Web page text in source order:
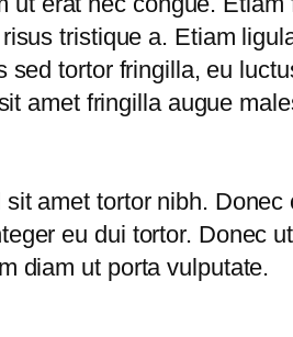
tristique a. Etiam
tortor fringilla, eu
amet fringilla augue
amet tortor nibh.
eu dui tortor. Donec
diam ut porta vulputate.